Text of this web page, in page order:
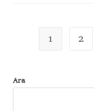
1 2
Ara